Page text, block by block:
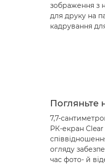
зображення з
для друку на
кадрування
Погляньте
7,7-
РК-екран Clear
огляду
час фото- й